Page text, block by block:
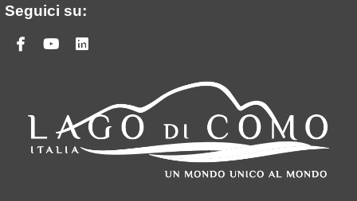
Seguici su:
Facebook
Youtube